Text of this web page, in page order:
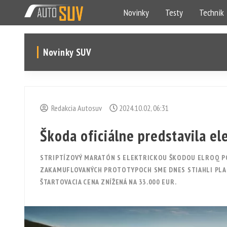
Novinky Testy Technik
Novinky SUV
Redakcia Autosuv 2024.10.02, 06:31
Škoda oficiálne predstavila
STRIPTÍZOVÝ MARATÓN S ELEKTRICKOU ŠKODOU ELROQ
ZAKAMUFLOVANÝCH PROTOTYPOCH SME DNES STIAHLI
ŠTARTOVACIA CENA ZNÍŽENÁ NA 33.000 EUR.